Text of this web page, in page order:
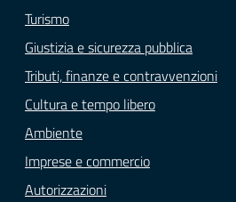
Turismo
Giustizia e sicurezza pubblica
Tributi, finanze e contravvenzioni
Cultura e tempo libero
Ambiente
Imprese e commercio
Autorizzazioni